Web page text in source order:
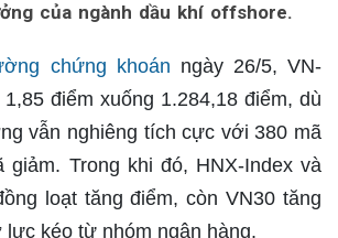
của ngành dầu khí offshore.
chứng khoán ngày 26/5, VN-
điểm xuống 1.284,18 điểm, dù
vẫn nghiêng tích cực với 380 mã
giảm. Trong khi đó, HNX-Index và
loạt tăng điểm, còn VN30 tăng
lực kéo từ nhóm ngân hàng.